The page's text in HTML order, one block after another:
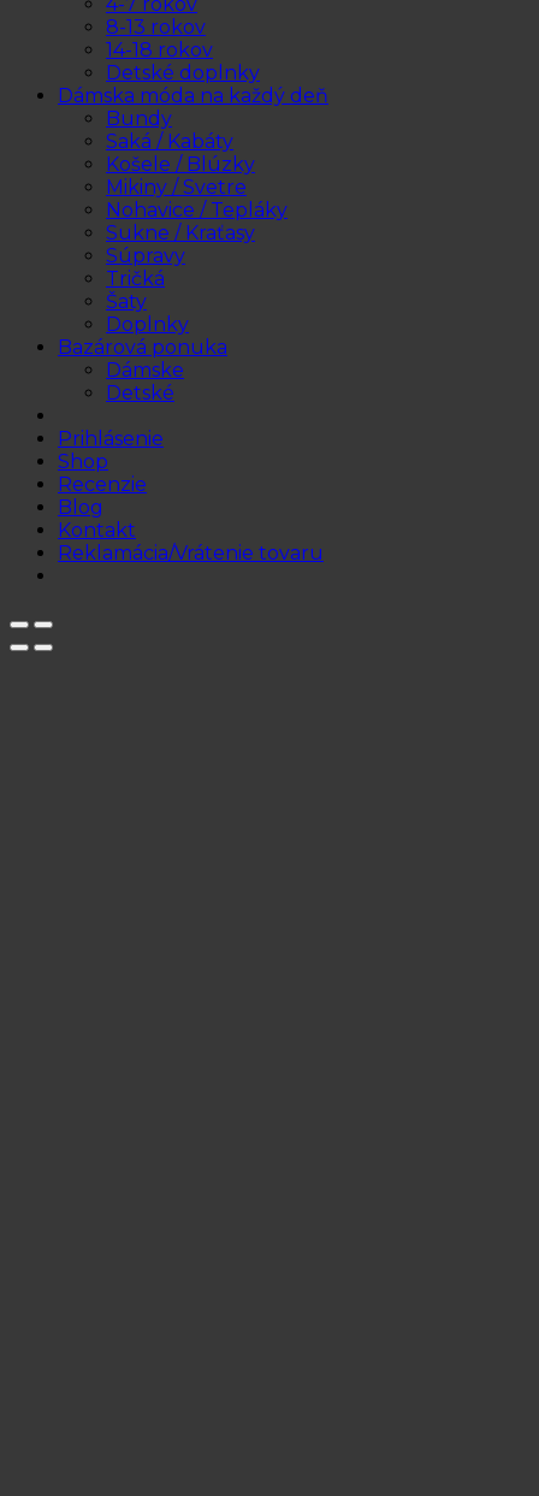
4-7 rokov
8-13 rokov
14-18 rokov
Detské doplnky
Dámska móda na každý deň
Bundy
Saká / Kabáty
Košele / Blúzky
Mikiny / Svetre
Nohavice / Tepláky
Sukne / Kraťasy
Súpravy
Tričká
Šaty
Doplnky
Bazárová ponuka
Dámske
Detské
Prihlásenie
Shop
Recenzie
Blog
Kontakt
Reklamácia/Vrátenie tovaru